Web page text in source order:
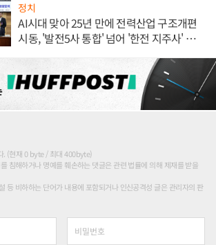
정치
AI시대 맞아 25년 만에 전력산업 구조개편
시동, '발전5사 통합' 넘어 '한전 지주사' 재편
. (현재 0 byte / 최대 400byte)
침해하거나 명예를 훼손하는 댓글은 관련 법률에 의해 제재를 받을
등 비하하는 단어가 내용에 포함되거나 인신공격성 글은 관리자의 판